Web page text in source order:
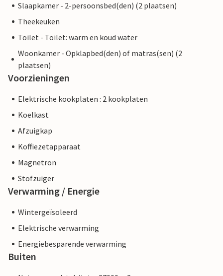
Slaapkamer - 2-persoonsbed(den) (2 plaatsen)
Theekeuken
Toilet - Toilet: warm en koud water
Woonkamer - Opklapbed(den) of matras(sen) (2
plaatsen)
Voorzieningen
Elektrische kookplaten : 2 kookplaten
Koelkast
Afzuigkap
Koffiezetapparaat
Magnetron
Stofzuiger
Verwarming / Energie
Wintergeïsoleerd
Elektrische verwarming
Energiebesparende verwarming
Buiten